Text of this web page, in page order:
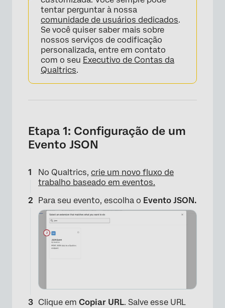
tentar perguntar à nossa
comunidade de usuários dedicados.
Se você quiser saber mais sobre
nossos serviços de codificação
personalizada, entre em contato
com o seu Executivo de Contas da
Qualtrics.
Etapa 1: Configuração de um
Evento JSON
No Qualtrics, crie um novo fluxo de
trabalho baseado em eventos.
Para seu evento, escolha o Evento JSON.
Clique em Copiar URL. Salve esse URL